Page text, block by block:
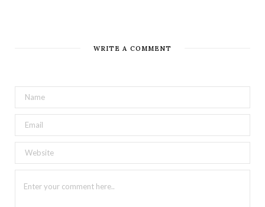
WRITE A COMMENT